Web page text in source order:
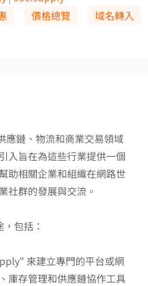
價格總覽 域名轉入
鏈、物流和商業交易領域
入旨在為這些行業提供一個
助相關企業和組織在網路世
社群的發展與交流。
包括：
來建立專門的平台或網
庫存管理和供應鏈協作工具